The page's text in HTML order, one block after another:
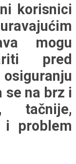
korisnici
mogu
pred
se na brz i
tačnije,
i problem